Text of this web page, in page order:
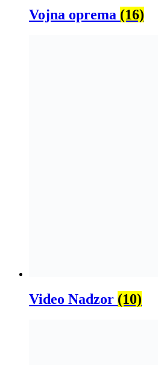
Vojna oprema (16)
Video Nadzor (10)